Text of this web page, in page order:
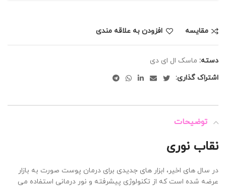
مقايسه افزودن به علاقه مندی
دسته: ماسک ال ای دی
اشتراک گذاری:
توضیحات
نقاب نوری
در سال های اخیر، ابزار های جدیدی برای درمان پوست صورت به بازار
عرضه شده است که از تکنولوژی پیشرفته و نور درمانی استفاده می